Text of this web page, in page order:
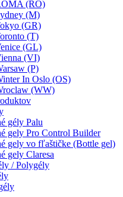
(RO)
(M)
(GR)
(T)
(GL)
(VI)
(P)
In Oslo (OS)
(WW)
gély Palu
gely Pro Control Builder
gely vo fľaštičke (Bottle gel)
gely Claresa
/ Polygély